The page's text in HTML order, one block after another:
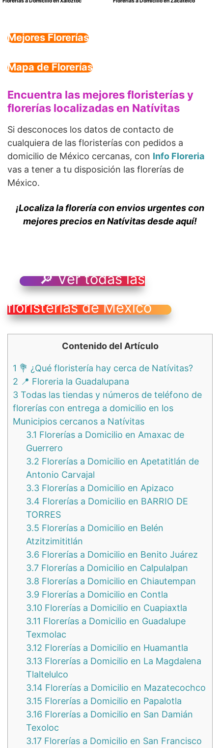
Mejores Florerías
Mapa de Florerías
Encuentra las mejores floristerías y
florerías localizadas en Natívitas
Si desconoces los datos de contacto de
cualquiera de las floristerías con pedidos a
domicilio de México cercanas, con Info Floreria
vas a tener a tu disposición las florerías de
México.
¡Localiza la florería con envios urgentes con
mejores precios en Natívitas desde aquí!
🔎 Ver todas las
floristerías de México
Contenido del Artículo
1 💐 ¿Qué floristería hay cerca de Natívitas?
2 📍 Floreria la Guadalupana
3 Todas las tiendas y números de teléfono de
florerías con entrega a domicilio en los
Municipios cercanos a Natívitas
3.1 Florerías a Domicilio en Amaxac de
Guerrero
3.2 Florerías a Domicilio en Apetatitlán de
Antonio Carvajal
3.3 Florerías a Domicilio en Apizaco
3.4 Florerías a Domicilio en BARRIO DE
TORRES
3.5 Florerías a Domicilio en Belén
Atzitzimititlán
3.6 Florerías a Domicilio en Benito Juárez
3.7 Florerías a Domicilio en Calpulalpan
3.8 Florerías a Domicilio en Chiautempan
3.9 Florerías a Domicilio en Contla
3.10 Florerías a Domicilio en Cuapiaxtla
3.11 Florerías a Domicilio en Guadalupe
Texmolac
3.12 Florerías a Domicilio en Huamantla
3.13 Florerías a Domicilio en La Magdalena
Tlaltelulco
3.14 Florerías a Domicilio en Mazatecochco
3.15 Florerías a Domicilio en Papalotla
3.16 Florerías a Domicilio en San Damián
Texoloc
3.17 Florerías a Domicilio en San Francisco